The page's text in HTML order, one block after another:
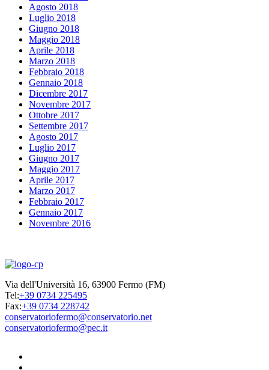
Agosto 2018
Luglio 2018
Giugno 2018
Maggio 2018
Aprile 2018
Marzo 2018
Febbraio 2018
Gennaio 2018
Dicembre 2017
Novembre 2017
Ottobre 2017
Settembre 2017
Agosto 2017
Luglio 2017
Giugno 2017
Maggio 2017
Aprile 2017
Marzo 2017
Febbraio 2017
Gennaio 2017
Novembre 2016
Via dell'Università 16, 63900 Fermo (FM)
Tel:+39 0734 225495
Fax:+39 0734 228742
conservatoriofermo@conservatorio.net
conservatoriofermo@pec.it